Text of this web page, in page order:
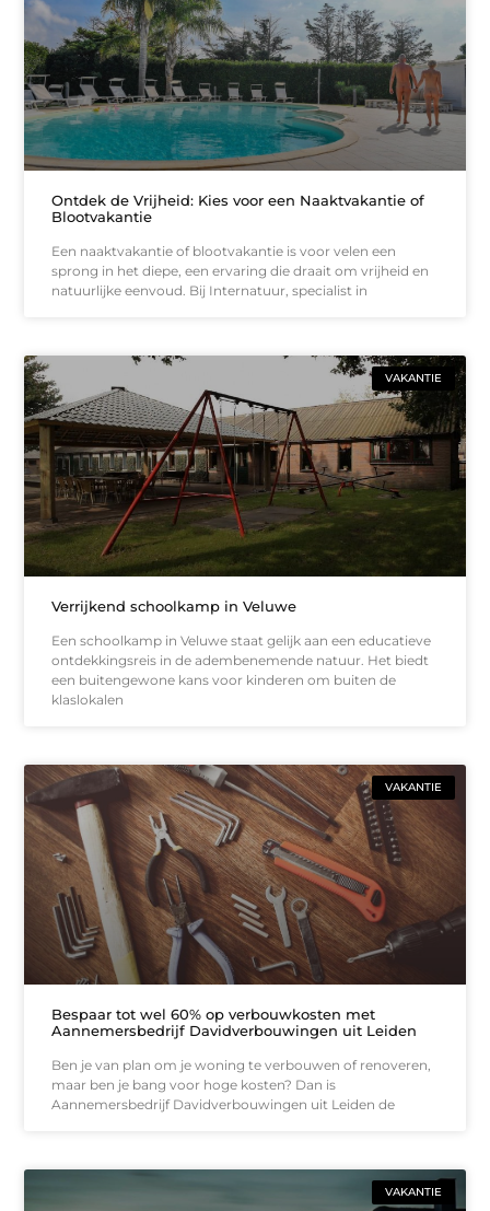
Ontdek de Vrijheid: Kies voor een Naaktvakantie of
Blootvakantie
Een naaktvakantie of blootvakantie is voor velen een
sprong in het diepe, een ervaring die draait om vrijheid en
natuurlijke eenvoud. Bij Internatuur, specialist in
VAKANTIE
Verrijkend schoolkamp in Veluwe
Een schoolkamp in Veluwe staat gelijk aan een educatieve
ontdekkingsreis in de adembenemende natuur. Het biedt
een buitengewone kans voor kinderen om buiten de
klaslokalen
VAKANTIE
Bespaar tot wel 60% op verbouwkosten met
Aannemersbedrijf Davidverbouwingen uit Leiden
Ben je van plan om je woning te verbouwen of renoveren,
maar ben je bang voor hoge kosten? Dan is
Aannemersbedrijf Davidverbouwingen uit Leiden de
VAKANTIE